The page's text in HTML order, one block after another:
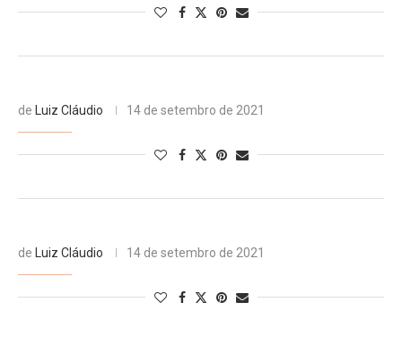
de Luiz Cláudio 14 de setembro de 2021
de Luiz Cláudio 14 de setembro de 2021